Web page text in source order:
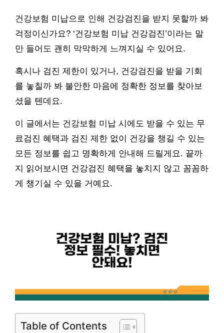
건강보험 미납으로 인해 건강검진을 받지 못할까 봐
걱정이신가요? ‘건강보험 미납 건강검진’이라는 말
만 들어도 괜히 막막하게 느껴지실 수 있어요.
혹시나 검진 제한이 있거나, 건강검진을 받을 기회
를 놓칠까 봐 불안한 마음에 정확한 정보를 찾아보
셨을 텐데요.
이 글에서는 건강보험 미납 시에도 받을 수 있는 무
료검진 혜택과 검진 제한 없이 건강을 챙길 수 있는
모든 정보를 쉽고 명확하게 안내해 드릴게요. 끝까
지 읽어보시면 건강검진 혜택을 놓치지 않고 꼼꼼하
게 챙기실 수 있을 거예요.
Table of Contents